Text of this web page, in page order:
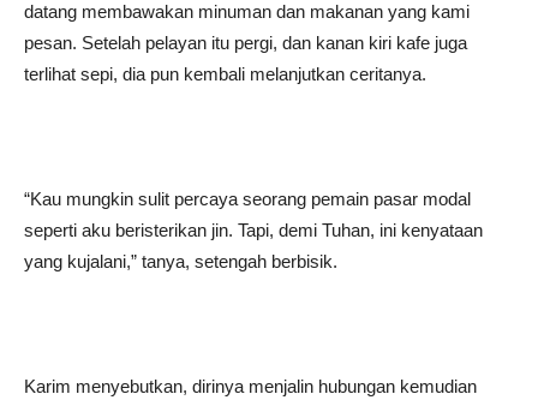
datang membawakan minuman dan makanan yang kami
pesan. Setelah pelayan itu pergi, dan kanan kiri kafe juga
terlihat sepi, dia pun kembali melanjutkan ceritanya.
“Kau mungkin sulit percaya seorang pemain pasar modal
seperti aku beristerikan jin. Tapi, demi Tuhan, ini kenyataan
yang kujalani,” tanya, setengah berbisik.
Karim menyebutkan, dirinya menjalin hubungan kemudian